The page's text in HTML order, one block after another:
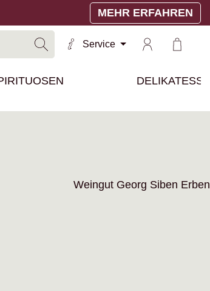
MEHR ERFAHREN
Service
Weingut Georg Siben Erben